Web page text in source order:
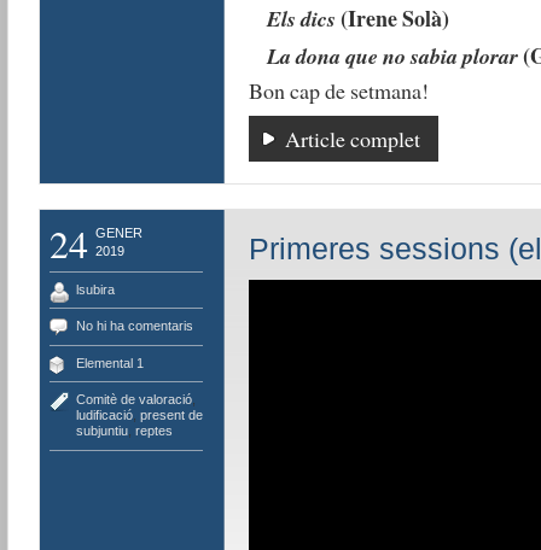
Els dics (Irene Solà)
La dona que no sabia plorar
Bon cap de setmana!
Article complet
24 GENER
2019
lsubira
No hi ha comentaris
Elemental 1
Comitè de valoració,
ludificació, present de
subjuntiu, reptes
Primeres sessions